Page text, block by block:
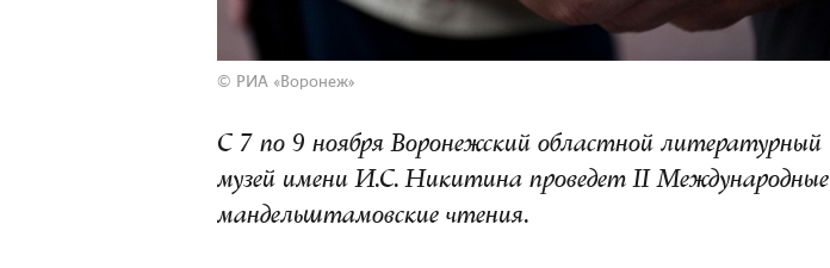
© РИА «Воронеж»
С 7 по 9 ноября Воронежский областной литературный
музей имени И.С. Никитина проведет II Международные
мандельштамовские чтения.